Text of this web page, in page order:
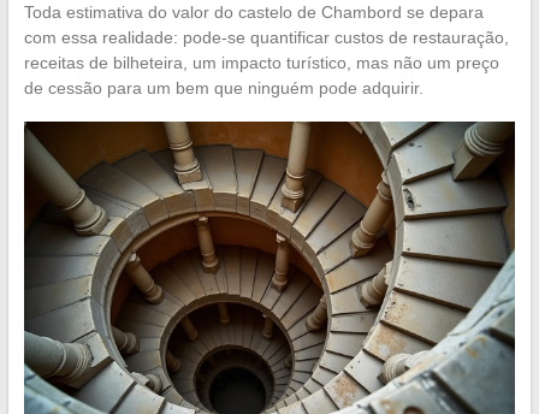
Toda estimativa do valor do castelo de Chambord se depara
com essa realidade: pode-se quantificar custos de restauração,
receitas de bilheteira, um impacto turístico, mas não um preço
de cessão para um bem que ninguém pode adquirir.